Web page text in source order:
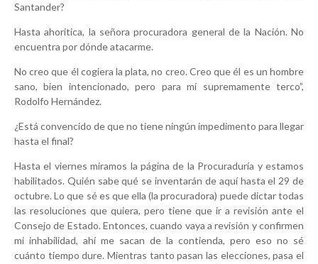
Santander?
Hasta ahoritica, la señora procuradora general de la Nación. No
encuentra por dónde atacarme.
No creo que él cogiera la plata, no creo. Creo que él es un hombre
sano, bien intencionado, pero para mí supremamente terco”,
Rodolfo Hernández.
¿Está convencido de que no tiene ningún impedimento para llegar
hasta el final?
Hasta el viernes miramos la página de la Procuraduría y estamos
habilitados. Quién sabe qué se inventarán de aquí hasta el 29 de
octubre. Lo que sé es que ella (la procuradora) puede dictar todas
las resoluciones que quiera, pero tiene que ir a revisión ante el
Consejo de Estado. Entonces, cuando vaya a revisión y confirmen
mi inhabilidad, ahí me sacan de la contienda, pero eso no sé
cuánto tiempo dure. Mientras tanto pasan las elecciones, pasa el